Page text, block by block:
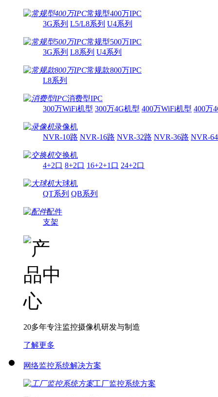
常规型400万IPC
3G系列 L5/L8系列 U4系列
常规型500万IPC
3G系列 L8系列 U4系列
常规款800万IPC
L8系列
消费型IPC
300万WiFi机型 300万4G机型 400万WiFi机型 400万
录像机
NVR-10路 NVR-16路 NVR-32路 NVR-36路 NVR-
交换机
4+2口 8+2口 16+2+1口 24+2口
大球机
QT系列 QB系列
配件
支架
20多年专注监控摄像机研发与制造
了解更多
网络监控系统解决方案
工厂监控系统方案